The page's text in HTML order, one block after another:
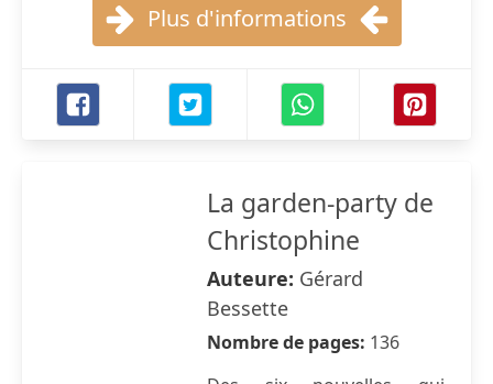
Plus d'informations
La garden-party de
Christophine
Auteure: Gérard
Bessette
Nombre de pages: 136